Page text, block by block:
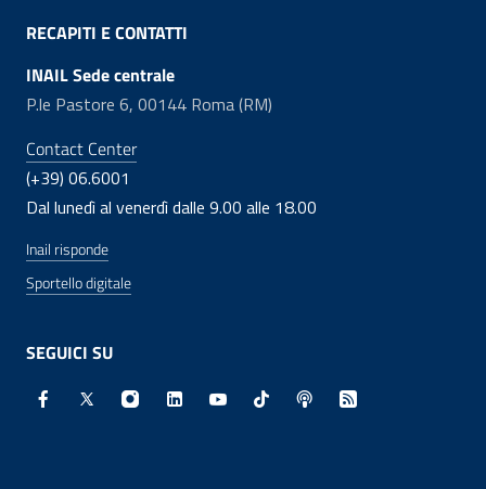
RECAPITI E CONTATTI
INAIL Sede centrale
P.le Pastore 6, 00144 Roma (RM)
Contact Center
(+39) 06.6001
Dal lunedì al venerdì dalle 9.00 alle 18.00
Inail risponde
Sportello digitale
SEGUICI SU
Facebook - Sito esterno - Apertura in nuova finestra
X - Sito esterno - Apertura in nuova finestra
Instagram - Sito esterno - Apertura in
Linkedin - Sito esterno - Apertura in
Youtube - Sito esterno -
TikTok - Sito esterno -
Spreaker - Sito
Feed RSS -